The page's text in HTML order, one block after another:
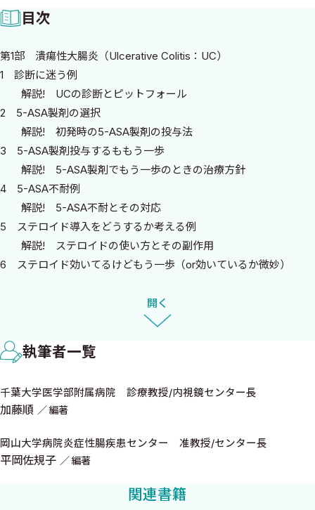
用機序や有効性，安全性，そして投与法を有している．このよう
な状況において，いまのIBD診療では，どのような病態の人にどの
本書では， UC, CDのさまざまな想定症例を提示し，まずは，比
較的若手の先生にどのような治療をするかを答えてもらった．そし
て，専門医である小生と平岡先生が，若手の先生の意見をベースに
して，その症例のキモとなる点について対談・議論を行った．ま
た，提示症例に関連するトピックについての解説を加え，知識の
整理ができるようにしている．
まずは，それぞれの想定症例についてご自身で治療方針を考え
てほしい．そして，若手，専門医それぞれにどのような意見をど
のような根拠で述べているかをみていただくと，今後似たような症
例に出会ったときに大いに参考になることと思う．そして全体を
のがご理解いただけるはずである．本書はIBD診療の問題集であ
り，全部解き終わったころには，みなさんのIBD診療の実力がワン
ランクアップしていることと信じている．
2025年厳冬の２月に
著者を代表して
目次
第1部 潰瘍性大腸炎（Ulcerative Colitis：UC）
1 診断に迷う例
解説! UCの診断とピットフォール
2 5-ASA製剤の選択
解説! 初発時の5-ASA製剤の投与法
3 5-ASA製剤投与するももう一歩
解説! 5-ASA製剤でもう一歩のときの治療方針
4 5-ASA不耐例
解説! 5-ASA不耐とその対応
5 ステロイド導入をどうするか考える例
解説! ステロイドの使い方とその副作用
6 ステロイド効いてるけどもう一歩（or効いているか微妙）
解説! ステロイド依存に対するチオプリン製剤の使い方
8 ステロイド抵抗例
解説! ステロイド抵抗例の考え方
解説! チオプリン投与のコツとピットフォール
10 バイオ/JAK導入例：1．若い女性その他
解説! 若い女性のバイオ/JAKの選択
11 バイオ/JAK導入例：2．急ぐ例
開く
執筆者一覧
千葉大学医学部附属病院 診療教授/内視鏡センター長
加藤順 編著
岡山大学病院炎症性腸疾患センター 准教授/センター長
平岡佐規子 編著
関連書籍